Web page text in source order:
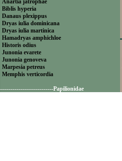
Anartia jatrophae
Biblis hyperia
Danaus plexippus
Dryas iulia dominicana
Dryas iulia martinica
Hamadryas amphichloe
Historis odius
Junonia evarete
Junonia genoveva
Marpesia petreus
Memphis verticordia
Papilionidae